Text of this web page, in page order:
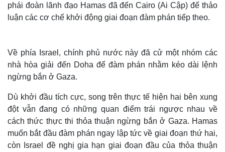
Thế giới
Quan sát
Cuộc sống đó đây
Hồ sơ
Multimedia
Video
Ảnh
E-Magazine
Infographic
phái đoàn lãnh đạo Hamas đã đến Cairo (Ai Cập) để thảo
luận các cơ chế khởi động giai đoạn đàm phán tiếp theo.
Về phía Israel, chính phủ nước này đã cử một nhóm các
nhà hòa giải đến Doha để đàm phán nhằm kéo dài lệnh
ngừng bắn ở Gaza.
Dù khởi đầu tích cực, song trên thực tế hiện hai bên xung
đột vẫn đang có những quan điểm ‎trái ngược nhau về
cách thức thực thi thỏa thuận ngừng bắn ở Gaza. Hamas
muốn bắt đầu đàm phán ngay lập tức về giai đoạn thứ hai,
còn Israel đề nghị gia hạn giai đoạn đầu của thỏa thuận